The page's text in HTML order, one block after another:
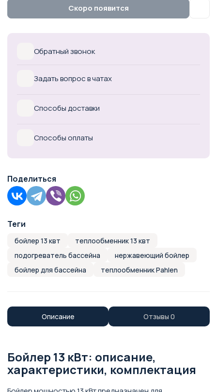
Скоро появится
Обратный звонок
Задать вопрос в чатах
Способы доставки
Способы оплаты
Поделиться
Теги
бойлер 13 квт
теплообменник 13 квт
подогреватель бассейна
нержавеющий бойлер
бойлер для бассейна
теплообменник Pahlen
Описание Отзывы 0
Бойлер 13 кВт: описание,
характеристики, комплектация